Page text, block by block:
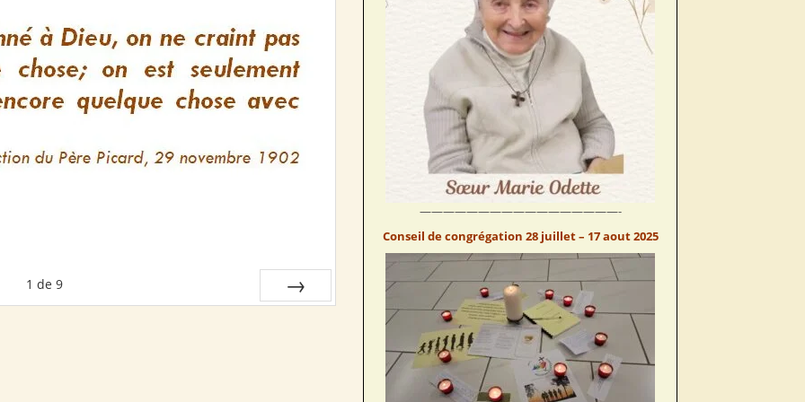
1 de 9
—————————————————-
Conseil de congrégation 28 juillet – 17 aout 2025